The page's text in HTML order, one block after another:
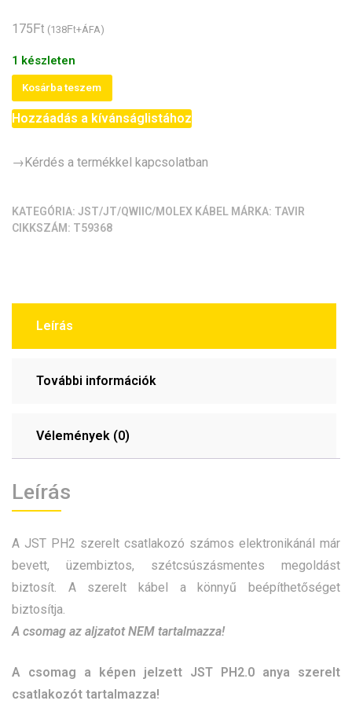
175Ft (138Ft+ÁFA)
1 készleten
JST-
PH
2.0
kábel
szerelt
Kosárba teszem
Hozzáadás a kívánságlistához
→Kérdés a termékkel kapcsolatban
KATEGÓRIA: JST/JT/QWIIC/MOLEX KÁBEL MÁRKA: TAVIR
CIKKSZÁM: T59368
Leírás
További információk
Vélemények (0)
Leírás
A JST PH2 szerelt csatlakozó számos elektronikánál már
bevett, üzembiztos, szétcsúszásmentes megoldást
biztosít. A szerelt kábel a könnyű beépíthetőséget
biztosítja.
A csomag az aljzatot NEM tartalmazza!
A csomag a képen jelzett JST PH2.0 anya szerelt
csatlakozót tartalmazza!